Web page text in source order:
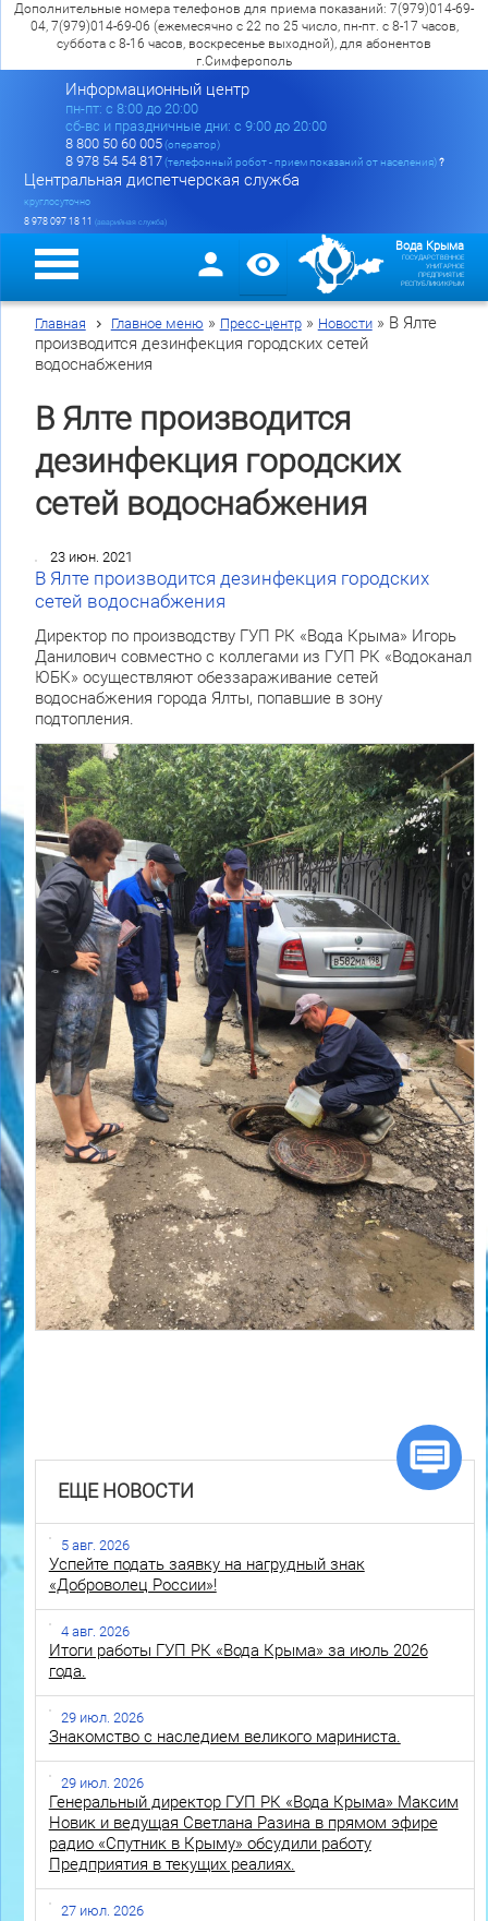
Дополнительные номера телефонов для приема показаний: 7(979)014-69-
04, 7(979)014-69-06 (ежемесячно с 22 по 25 число, пн-пт. с 8-17 часов,
суббота с 8-16 часов, воскресенье выходной), для абонентов
г.Симферополь
Информационный центр
пн-пт: c 8:00 до 20:00
сб-вс и праздничные дни: с 9:00 до 20:00
8 800 50 60 005(оператор)
8 978 54 54 817(телефонный робот - прием показаний от населения)?
Центральная диспетчерская служба
круглосуточно
8 978 097 18 11 (аварийная служба)
Вода Крыма
ГОСУДАРСТВЕННОЕ
УНИТАРНОЕ
ПРЕДПРИЯТИЕ
РЕСПУБЛИКИ КРЫМ
Главная Главное меню » Пресс-центр» Новости» В Ялте
производится дезинфекция городских сетей
водоснабжения
В Ялте производится
дезинфекция городских
сетей водоснабжения
23 июн. 2021
В Ялте производится дезинфекция городских
сетей водоснабжения
Директор по производству ГУП РК «Вода Крыма» Игорь
Данилович совместно с коллегами из ГУП РК «Водоканал
ЮБК» осуществляют обеззараживание сетей
водоснабжения города Ялты, попавшие в зону
подтопления.
ЕЩЕ НОВОСТИ
5 авг. 2026
Успейте подать заявку на нагрудный знак
«Доброволец России»!
4 авг. 2026
Итоги работы ГУП РК «Вода Крыма» за июль 2026
года.
29 июл. 2026
Знакомство с наследием великого мариниста.
29 июл. 2026
Генеральный директор ГУП РК «Вода Крыма» Максим
Новик и ведущая Светлана Разина в прямом эфире
радио «Спутник в Крыму» обсудили работу
Предприятия в текущих реалиях.
27 июл. 2026